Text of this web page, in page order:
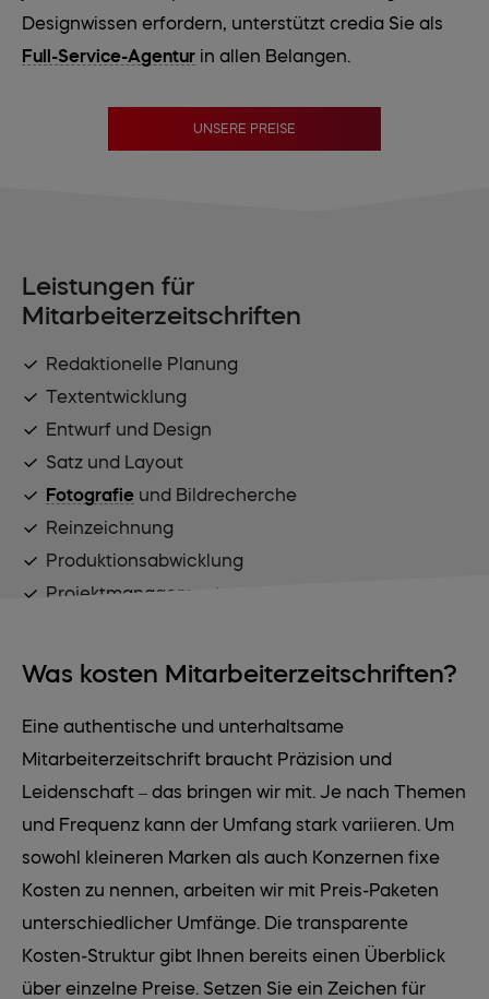
Designwissen erfordern, unterstützt credia Sie als
Full-Service-Agentur in allen Belangen.
UNSERE PREISE
Leistungen für
Mitarbeiterzeitschriften
Redaktionelle Planung
Textentwicklung
Entwurf und Design
Satz und Layout
Fotografieund Bildrecherche
Reinzeichnung
Produktionsabwicklung
Projektmanagement
Was kosten Mitarbeiterzeitschriften?
Eine authentische und unterhaltsame
Mitarbeiterzeitschrift braucht Präzision und
Leidenschaft – das bringen wir mit. Je nach Themen
und Frequenz kann der Umfang stark variieren. Um
sowohl kleineren Marken als auch Konzernen fixe
Kosten zu nennen, arbeiten wir mit Preis-Paketen
unterschiedlicher Umfänge. Die transparente
Kosten-Struktur gibt Ihnen bereits einen Überblick
über einzelne Preise. Setzen Sie ein Zeichen für